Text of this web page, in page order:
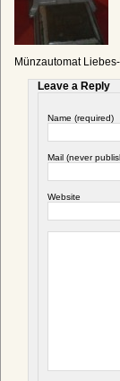
Münzautomat
Leave a Reply
Name (required)
Mail (never
Website